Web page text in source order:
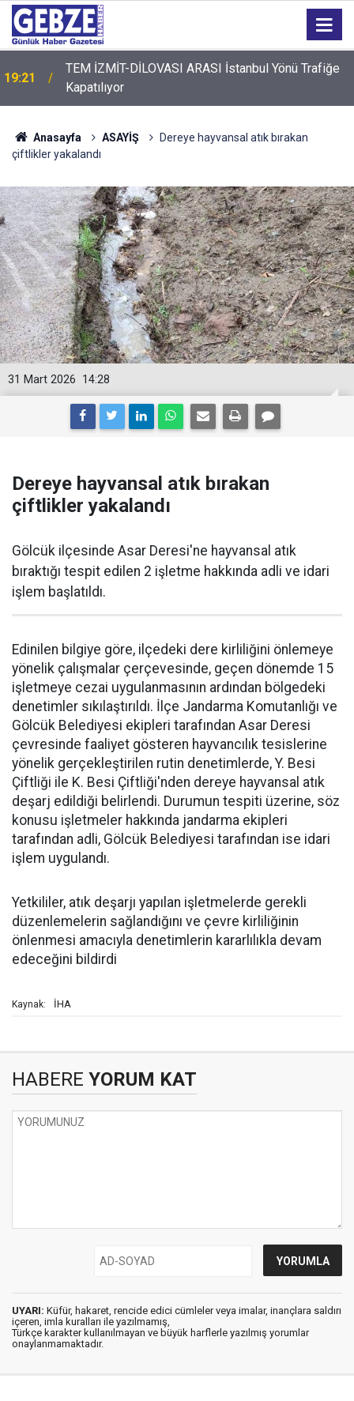
19:21
TEM İZMİT-DİLOVASI ARASI İstanbul Yönü Trafiğe
Kapatılıyor
Anasayfa ASAYİŞ
Dereye hayvansal atık bırakan
çiftlikler yakalandı
14:28
31 Mart 2026
Dereye hayvansal atık bırakan
çiftlikler yakalandı
Gölcük ilçesinde Asar Deresi'ne hayvansal atık
bıraktığı tespit edilen 2 işletme hakkında adli ve idari
işlem başlatıldı.
Edinilen bilgiye göre, ilçedeki dere kirliliğini önlemeye
yönelik çalışmalar çerçevesinde, geçen dönemde 15
işletmeye cezai uygulanmasının ardından bölgedeki
denetimler sıkılaştırıldı. İlçe Jandarma Komutanlığı ve
Gölcük Belediyesi ekipleri tarafından Asar Deresi
çevresinde faaliyet gösteren hayvancılık tesislerine
yönelik gerçekleştirilen rutin denetimlerde, Y. Besi
Çiftliği ile K. Besi Çiftliği'nden dereye hayvansal atık
deşarj edildiği belirlendi. Durumun tespiti üzerine, söz
konusu işletmeler hakkında jandarma ekipleri
tarafından adli, Gölcük Belediyesi tarafından ise idari
işlem uygulandı.
Yetkililer, atık deşarjı yapılan işletmelerde gerekli
düzenlemelerin sağlandığını ve çevre kirliliğinin
önlenmesi amacıyla denetimlerin kararlılıkla devam
edeceğini bildirdi
Kaynak: İHA
HABERE YORUM KAT
UYARI: Küfür, hakaret, rencide edici cümleler veya imalar, inançlara saldırı
içeren, imla kuralları ile yazılmamış,
Türkçe karakter kullanılmayan ve büyük harflerle yazılmış yorumlar
onaylanmamaktadır.